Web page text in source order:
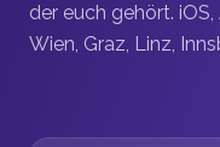
der euch gehört.
Wien, Graz, Linz,